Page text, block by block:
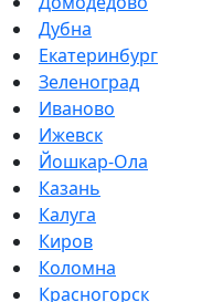
Дубна
Екатеринбург
Зеленоград
Иваново
Ижевск
Йошкар-Ола
Казань
Калуга
Киров
Коломна
Красногорск